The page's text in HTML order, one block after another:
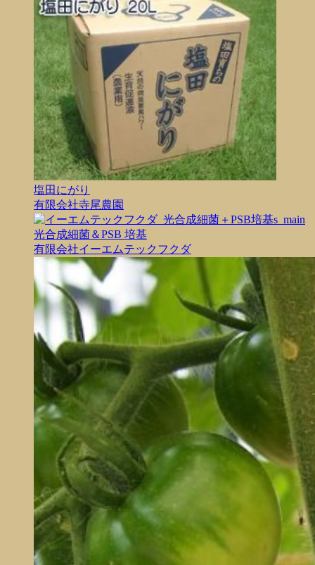
塩田にがり
有限会社寺尾農園
光合成細菌＆PSB 培基
有限会社イーエムテックフクダ